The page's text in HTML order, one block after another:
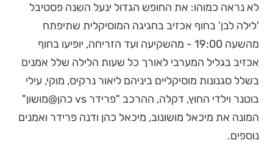
לא נראה כמוהו: את החופש הגדול ינעל השנה פסטיבל
'לילה לבן' בחוף אכזיב בחגיגה המוסיקלית שתיפתח
מהשעה 19:00 - מהשקיעה ועד הזריחה, יופיעו בחוף
אכזיב בגליל המערבי לאורך כל שעות הלילה שלל אמנים
בשלל סגנונות מוסיקליים ביניהם ליאור נרקיס, מוקי, עילי
בוטנר וילדי החוץ, דקלה, ההרכב "פרידר vs כהן@מושון"
המונה את מיכאל מושונוב, מיכאל כהן ודנה פרידר ואמנים
נוספים.